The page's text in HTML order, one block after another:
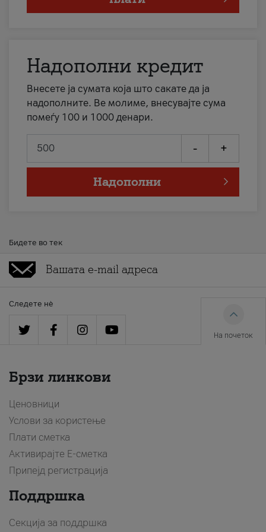
Надополни кредит
Внесете ја сумата која што сакате да ја
надополните. Ве молиме, внесувајте сума
помеѓу 100 и 1000 денари.
- +
Надополни
Бидете во тек
Следете нè
На почеток
Брзи линкови
Ценовници
Услови за користење
Плати сметка
Активирајте Е-сметка
Припејд регистрација
Поддршка
Секција за поддршка